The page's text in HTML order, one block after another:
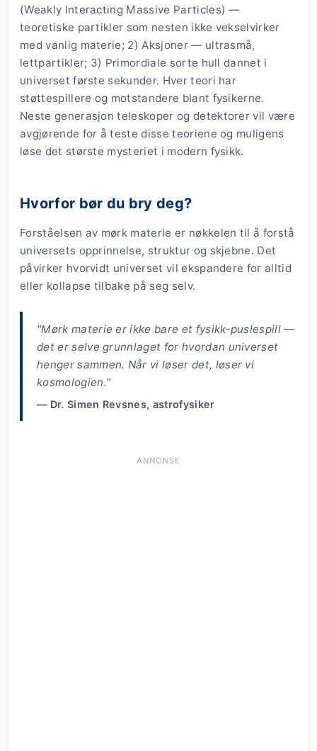
(Weakly Interacting Massive Particles) —
teoretiske partikler som nesten ikke vekselvirker
med vanlig materie; 2) Aksjoner — ultrasmå,
lettpartikler; 3) Primordiale sorte hull dannet i
universet første sekunder. Hver teori har
støttespillere og motstandere blant fysikerne.
Neste generasjon teleskoper og detektorer vil være
avgjørende for å teste disse teoriene og muligens
løse det største mysteriet i modern fysikk.
Hvorfor bør du bry deg?
Forståelsen av mørk materie er nøkkelen til å forstå
universets opprinnelse, struktur og skjebne. Det
påvirker hvorvidt universet vil ekspandere for alltid
eller kollapse tilbake på seg selv.
"Mørk materie er ikke bare et fysikk-puslespill —
det er selve grunnlaget for hvordan universet
henger sammen. Når vi løser det, løser vi
kosmologien."
— Dr. Simen Revsnes, astrofysiker
ANNONSE